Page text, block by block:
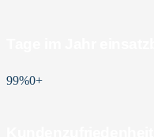
99%0+